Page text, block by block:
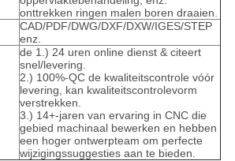
onttrekken ringen malen boren draaien.
CAD/PDF/DWG/DXF/DXW/IGES/STEP
enz.
de 1.) 24 uren online dienst & citeert
snel/levering.
2.) 100%-QC de kwaliteitscontrole vóór
levering, kan kwaliteitscontrolevorm
verstrekken.
3.) 14+-jaren van ervaring in CNC die
gebied machinaal bewerken en hebben
een hoger ontwerpteam om perfecte
wijzigingssuggesties aan te bieden.